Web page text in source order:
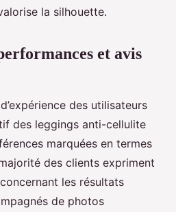
la silhouette.
et avis
des utilisateurs
des leggings anti-cellulite
marquées en termes
des clients expriment
les résultats
de photos